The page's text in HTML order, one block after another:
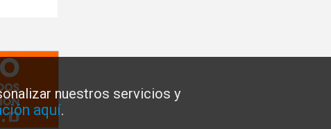
nuestros servicios y
aquí.